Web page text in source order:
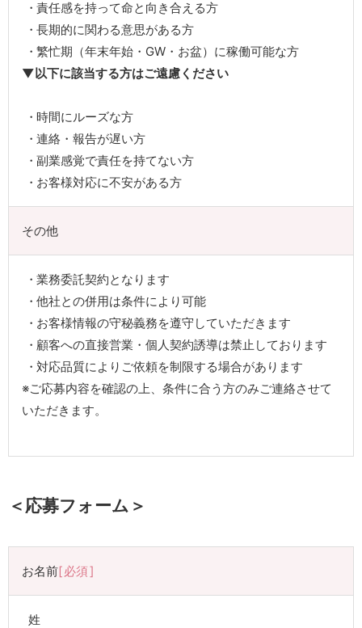
責任感を持って命と向き合える方
長期的に関わる意思がある方
繁忙期（年末年始・GW・お盆）に稼働可能な方
▼以下に該当する方はご遠慮ください
時間にルーズな方
連絡・報告が遅い方
副業感覚で責任を持てない方
お客様対応に不安がある方
その他
業務委託契約となります
他社との併用は条件により可能
お客様情報の守秘義務を遵守していただきます
顧客への直接営業・個人契約誘導は禁止しております
対応品質によりご依頼を制限する場合があります
※ご応募内容を確認の上、条件に合う方のみご連絡させて
いただきます。
＜応募フォーム＞
お名前 必須
姓